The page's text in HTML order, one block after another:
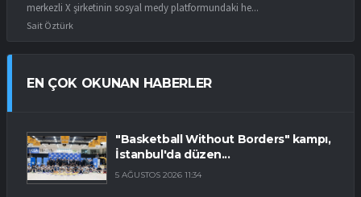
merkezli X şirketinin sosyal medy platformundaki he...
Sait Öztürk
EN ÇOK OKUNAN HABERLER
"Basketball Without Borders" kampı,
İstanbul'da düzen...
5 AĞUSTOS 2026 11:34